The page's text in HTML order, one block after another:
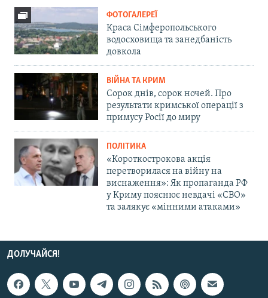
ФОТОГАЛЕРЕЇ
Краса Сімферопольського
водосховища та занедбаність
довкола
ВІЙНА ТА КРИМ
Сорок днів, сорок ночей. Про
результати кримської операції з
примусу Росії до миру
ПОЛІТИКА
«Короткострокова акція
перетворилася на війну на
виснаження»: Як пропаганда РФ
у Криму пояснює невдачі «СВО»
та залякує «мінними атаками»
ДОЛУЧАЙСЯ!